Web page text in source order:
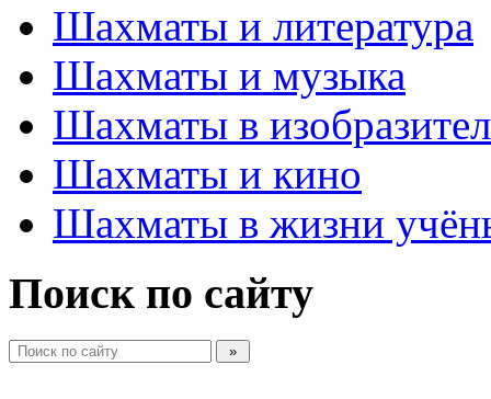
Шахматы и литература
Шахматы и музыка
Шахматы в
Шахматы и кино
Шахматы в жизни
Поиск по сайту